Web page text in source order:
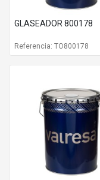
GLASEADOR 800178
Referencia: TO800178